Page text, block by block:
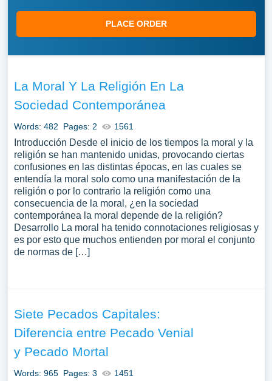
PLACE ORDER
La Moral Y La Religión En La
Sociedad Contemporánea
Words: 482 Pages: 2 1561
Introducción Desde el inicio de los tiempos la moral y la
religión se han mantenido unidas, provocando ciertas
confusiones en las distintas épocas, en las cuales se
entendía la moral solo como una manifestación de la
religión o por lo contrario la religión como una
consecuencia de la moral, ¿en la sociedad
contemporánea la moral depende de la religión?
Desarrollo La moral ha tenido connotaciones religiosas y
es por esto que muchos entienden por moral el conjunto
de normas de […]
Siete Pecados Capitales:
Diferencia entre Pecado Venial
y Pecado Mortal
Words: 965 Pages: 3 1451